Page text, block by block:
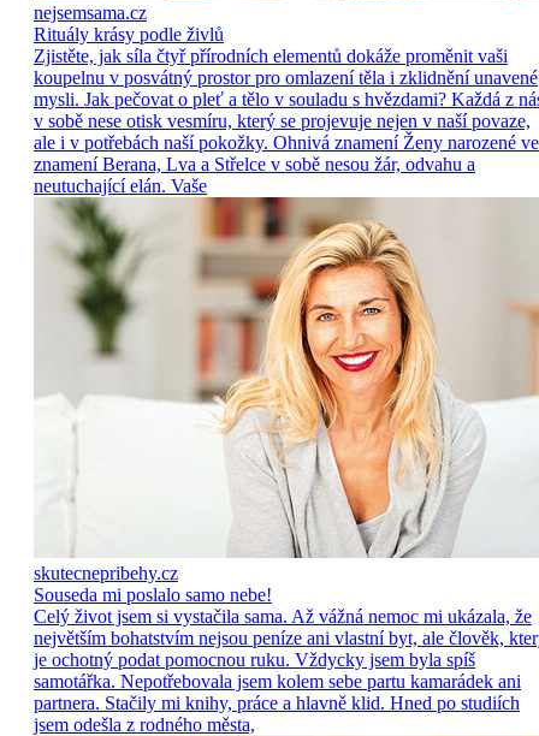
nejsemsama.cz
Rituály krásy podle živlů
Zjistěte, jak síla čtyř přírodních elementů dokáže proměnit vaši
koupelnu v posvátný prostor pro omlazení těla i zklidnění unavené
mysli. Jak pečovat o pleť a tělo v souladu s hvězdami? Každá z
v sobě nese otisk vesmíru, který se projevuje nejen v naší povaze,
ale i v potřebách naší pokožky. Ohnivá znamení Ženy narozené ve
znamení Berana, Lva a Střelce v sobě nesou žár, odvahu a
neutuchající elán. Vaše
skutecnepribehy.cz
Souseda mi poslalo samo nebe!
Celý život jsem si vystačila sama. Až vážná nemoc mi ukázala, že
největším bohatstvím nejsou peníze ani vlastní byt, ale člověk,
je ochotný podat pomocnou ruku. Vždycky jsem byla spíš
samotářka. Nepotřebovala jsem kolem sebe partu kamarádek ani
partnera. Stačily mi knihy, práce a hlavně klid. Hned po studiích
jsem odešla z rodného města,